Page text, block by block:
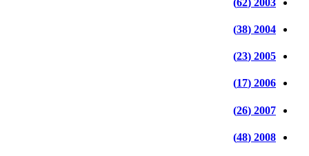
2004 (38)
2005 (23)
2006 (17)
2007 (26)
2008 (48)